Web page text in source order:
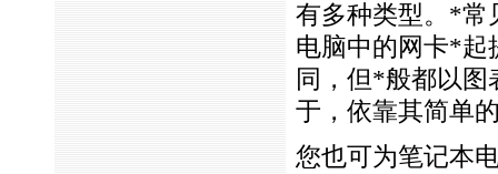
有多种类型。 *常
电脑中的网卡*起
同，但*般都以图
于，依靠其简单
您也可为笔记本